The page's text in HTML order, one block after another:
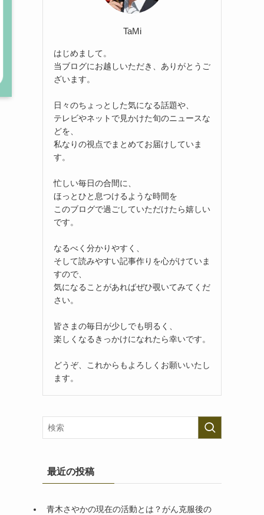
TaMi
はじめまして。
当ブログにお越しいただき、ありがとうご
ざいます。
日々のちょっとした気になる話題や、
テレビやネットで見かけた旬のニュースな
どを、
私なりの視点でまとめてお届けしていま
す。
忙しい毎日の合間に、
ほっとひと息つけるような時間を
このブログで過ごしていただけたら嬉しい
です。
なるべく分かりやすく、
そして読みやすい記事作りを心がけていま
すので、
気になることがあればぜひ覗いてみてくだ
さい。
皆さまの毎日が少しでも明るく、
楽しくなるきっかけになれたら幸いです。
どうぞ、これからもよろしくお願いいたし
ます。
最近の投稿
青木さやかの現在の活動とは？がん克服後の